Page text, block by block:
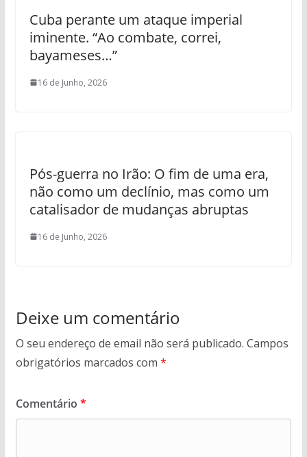
Cuba perante um ataque imperial
iminente. “Ao combate, correi,
bayameses…”
16 de Junho, 2026
Pós-guerra no Irão: O fim de uma era,
não como um declínio, mas como um
catalisador de mudanças abruptas
16 de Junho, 2026
Deixe um comentário
O seu endereço de email não será publicado. Campos
obrigatórios marcados com *
Comentário *